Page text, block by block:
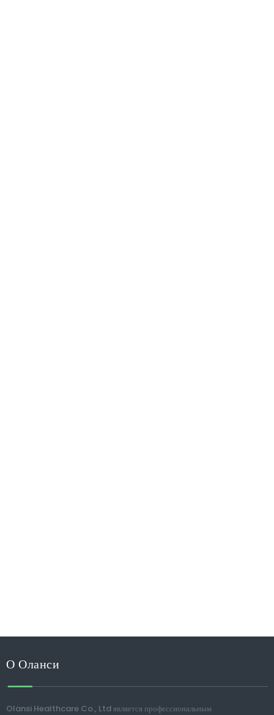
О Оланси
Olansi Healthcare Co., Ltd является профессиональным